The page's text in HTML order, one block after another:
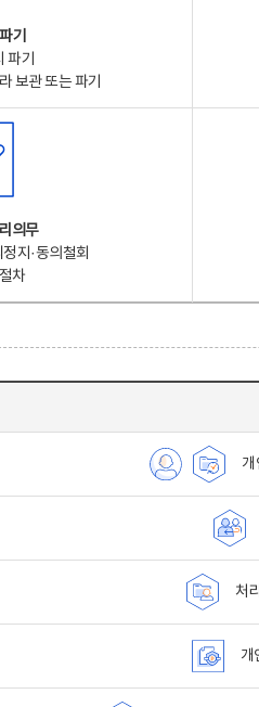
기
파기
보관 또는 파기
의무
정지·동의철회
차
개
처
개